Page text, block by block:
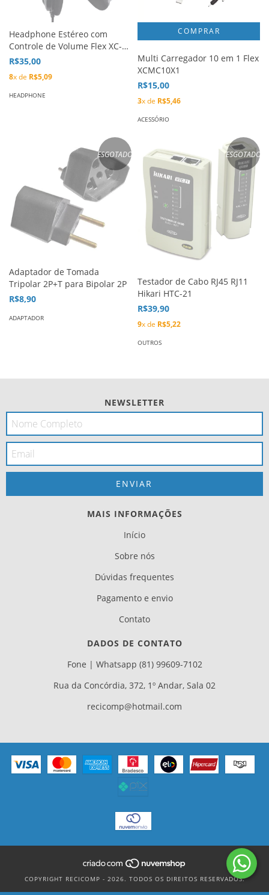
Headphone Estéreo com
Controle de Volume Flex XC-
HS1
R$35,00
8x de R$5,09
HEADPHONE
Multi Carregador 10 em 1 Flex
XCMC10X1
R$15,00
3x de R$5,46
ACESSÓRIO
ESGOTADO
Adaptador de Tomada
Tripolar 2P+T para Bipolar 2P
R$8,90
ADAPTADOR
ESGOTADO
Testador de Cabo RJ45 RJ11
Hikari HTC-21
R$39,90
9x de R$5,22
OUTROS
NEWSLETTER
MAIS INFORMAÇÕES
Início
Sobre nós
Dúvidas frequentes
Pagamento e envio
Contato
DADOS DE CONTATO
Fone | Whatsapp (81) 99609-7102
Rua da Concórdia, 372, 1º Andar, Sala 02
recicomp@hotmail.com
COPYRIGHT RECICOMP - 2026. TODOS OS DIREITOS RESERVADOS.